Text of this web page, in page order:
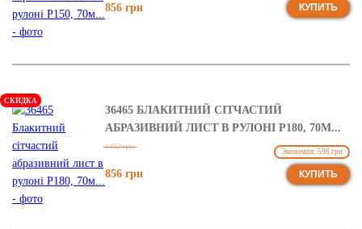
856 грн КУПИТЬ
36465 БЛАКИТНИЙ СІТЧАСТИЙ
АБРАЗИВНИЙ ЛИСТ В РУЛОНІ Р180, 70М...
1452 грн Экономия: 596 грн
856 грн КУПИТЬ
СКИДКА